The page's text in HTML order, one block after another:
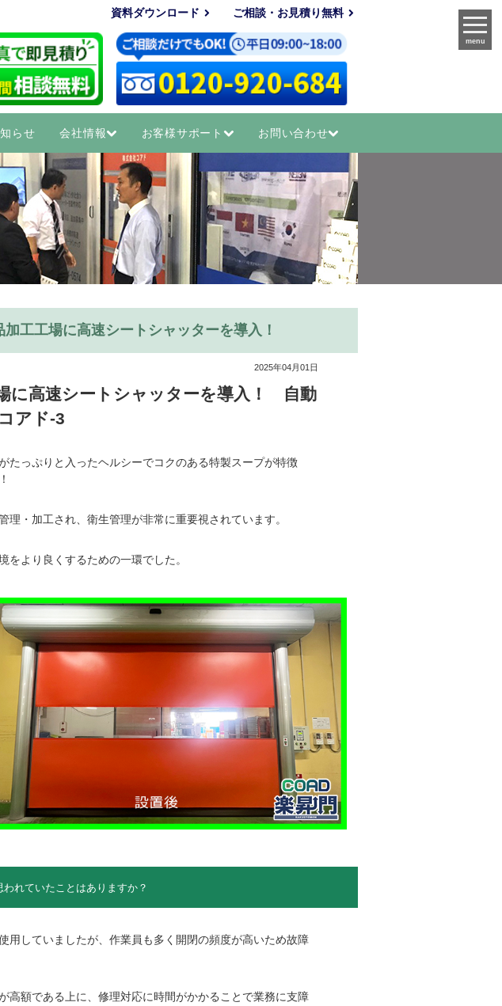
資料ダウンロード ご相談・お見積り無料
menu
らせ 会社情報 お客様サポート お問い合わせ
工工場に高速シートシャッターを導入！
2025年04月01日
に高速シートシャッターを導入！ 自動
アド-3
たっぷりと入ったヘルシーでコクのある特製スープが特徴
・加工され、衛生管理が非常に重要視されています。
より良くするための一環でした。
れていたことはありますか？
用していましたが、作業員も多く開閉の頻度が高いため故障
高額である上に、修理対応に時間がかかることで業務に支障